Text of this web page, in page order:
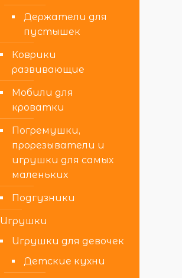
Держатели для
пустышек
Коврики
развивающие
Мобили для
кроватки
Погремушки,
прорезыватели и
игрушки для самых
маленьких
Подгузники
Игрушки
Игрушки для девочек
Детские кухни